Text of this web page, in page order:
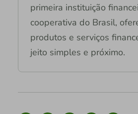
primeira instituição
cooperativa do Brasil,
produtos e serviços
jeito simples e próximo.